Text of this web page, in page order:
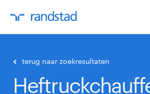
terug naar zoekresultaten